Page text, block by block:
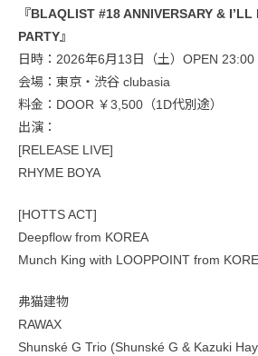
『BLAQLIST #18 ANNIVERSARY &
PARTY』
日時：2026年6月13日（土）OPEN
会場：東京・渋谷 clubasia
料金：DOOR ￥3,500（1D代別途）
出演：
[RELEASE LIVE]
RHYME BOYA
[HOTTS ACT]
Deepflow from KOREA
Munch King with LOOPPOINT from
弗猫建物
RAWAX
Shunské G Trio (Shunské G & Kazuki